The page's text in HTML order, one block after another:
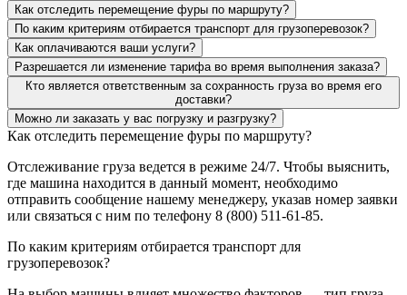
Как отследить перемещение фуры по маршруту?
По каким критериям отбирается транспорт для грузоперевозок?
Как оплачиваются ваши услуги?
Разрешается ли изменение тарифа во время выполнения заказа?
Кто является ответственным за сохранность груза во время его
доставки?
Можно ли заказать у вас погрузку и разгрузку?
Как отследить перемещение фуры по маршруту?
Отслеживание груза ведется в режиме 24/7. Чтобы выяснить,
где машина находится в данный момент, необходимо
отправить сообщение нашему менеджеру, указав номер заявки
или связаться с ним по телефону 8 (800) 511-61-85.
По каким критериям отбирается транспорт для
грузоперевозок?